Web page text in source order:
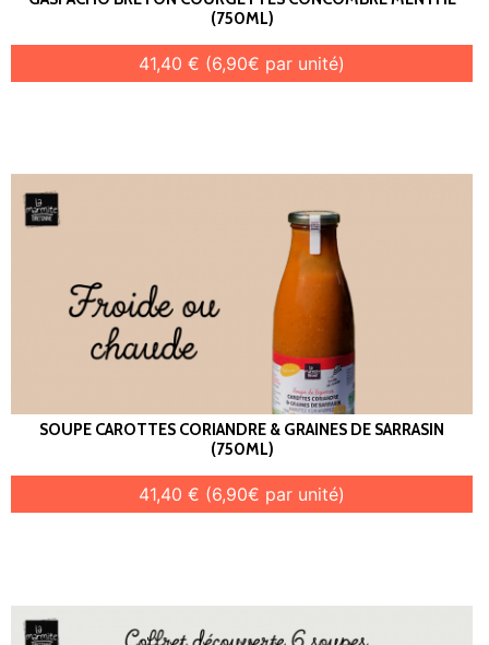
(750ML)
41,40 € (6,90€ par unité)
SOUPE CAROTTES CORIANDRE & GRAINES DE SARRASIN
(750ML)
41,40 € (6,90€ par unité)